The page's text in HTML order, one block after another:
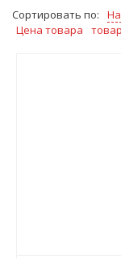
Сортировать по:
Цена товара